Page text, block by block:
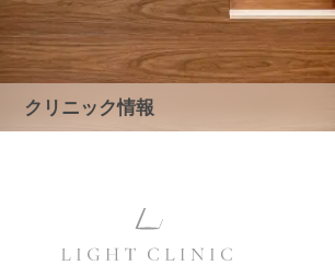
クリニック情報